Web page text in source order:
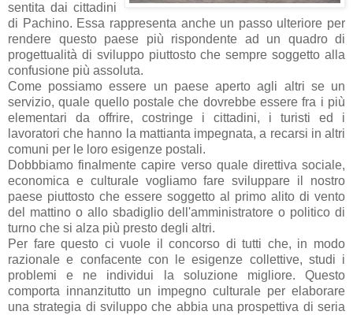
sentita dai cittadini
di Pachino. Essa rappresenta anche un passo ulteriore per
rendere questo paese più rispondente ad un quadro di
progettualità di sviluppo piuttosto che sempre soggetto alla
confusione più assoluta.
Come possiamo essere un paese aperto agli altri se un
servizio, quale quello postale che dovrebbe essere fra i più
elementari da offrire, costringe i cittadini, i turisti ed i
lavoratori che hanno la mattianta impegnata, a recarsi in altri
comuni per le loro esigenze postali.
Dobbbiamo finalmente capire verso quale direttiva sociale,
economica e culturale vogliamo fare sviluppare il nostro
paese piuttosto che essere soggetto al primo alito di vento
del mattino o allo sbadiglio dell'amministratore o politico di
turno che si alza più presto degli altri.
Per fare questo ci vuole il concorso di tutti che, in modo
razionale e confacente con le esigenze collettive, studi i
problemi e ne individui la soluzione migliore. Questo
comporta innanzitutto un impegno culturale per elaborare
una strategia di sviluppo che abbia una prospettiva di seria